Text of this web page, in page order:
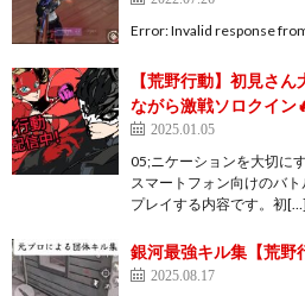
Error: Invalid response
【荒野行動】初見さ
ながら激戦ソロクイン
2025.01.05
05;ニケーションを大切に
スマートフォン向けのバ
プレイする内容です。初[…]
銀河最強キル集【荒野
2025.08.17